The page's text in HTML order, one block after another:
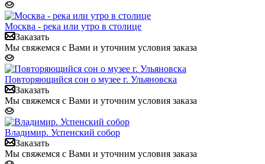
Москва - река или утро в столице
Заказать
Мы свяжемся с Вами и уточним условия заказа
Повторяющийся сон о музее г. Ульяновска
Заказать
Мы свяжемся с Вами и уточним условия заказа
Владимир. Успенский собор
Заказать
Мы свяжемся с Вами и уточним условия заказа